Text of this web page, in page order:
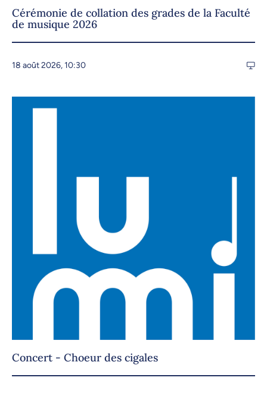
Cérémonie de collation des grades de la Faculté
de musique 2026
18 août 2026, 10:30
Concert - Choeur des cigales